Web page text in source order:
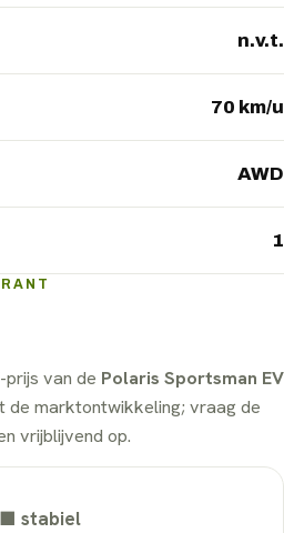
n.v.t.
70 km/u
AWD
1
van de Polaris Sportsman EV
de marktontwikkeling; vraag de
vrijblijvend op.
■ stabiel